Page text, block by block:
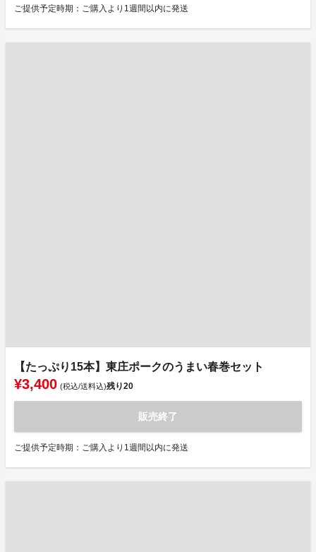
ご提供予定時期：ご購入より1週間以内に発送
【たっぷり15本】東庄ポークのうまい春巻セット
¥3,400 (税込/送料込)残り20
販売終了
ご提供予定時期：ご購入より1週間以内に発送